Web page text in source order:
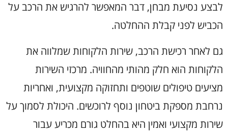
לבצע נסיעת מבחן, דבר המאפשר להרגיש את הרכב על
הכביש לפני קבלת ההחלטה.
גם לאחר רכישת הרכב, שירות הלקוחות שמלווה את
הלקוחות הוא חלק מהותי מהחוויה. מרכזי השירות
מציעים טיפולים שוטפים ותחזוקה מקצועית, ואחריות
נרחבת מספקת ביטחון נוסף לרוכשים. היכולת לסמוך על
שירות מקצועי ואמין היא בהחלט גורם מכריע עבור